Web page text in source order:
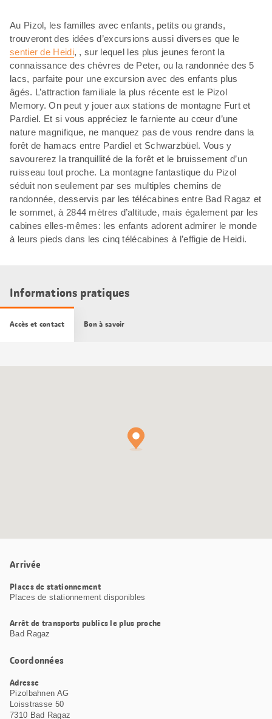
Au Pizol, les familles avec enfants, petits ou grands,
trouveront des idées d’excursions aussi diverses que le
sentier de Heidi, , sur lequel les plus jeunes feront la
connaissance des chèvres de Peter, ou la randonnée des 5
lacs, parfaite pour une excursion avec des enfants plus
âgés. L’attraction familiale la plus récente est le Pizol
Memory. On peut y jouer aux stations de montagne Furt et
Pardiel. Et si vous appréciez le farniente au cœur d’une
nature magnifique, ne manquez pas de vous rendre dans la
forêt de hamacs entre Pardiel et Schwarzbüel. Vous y
savourerez la tranquillité de la forêt et le bruissement d’un
ruisseau tout proche. La montagne fantastique du Pizol
séduit non seulement par ses multiples chemins de
randonnée, desservis par les télécabines entre Bad Ragaz et
le sommet, à 2844 mètres d’altitude, mais également par les
cabines elles-mêmes: les enfants adorent admirer le monde
à leurs pieds dans les cinq télécabines à l’effigie de Heidi.
Informations pratiques
Accès et contact Bon à savoir
Arrivée
Places de stationnement
Places de stationnement disponibles
Arrêt de transports publics le plus proche
Bad Ragaz
Coordonnées
Adresse
Pizolbahnen AG
Loisstrasse 50
7310 Bad Ragaz